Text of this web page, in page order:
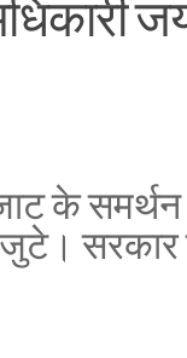
के
जुटे। सरकार